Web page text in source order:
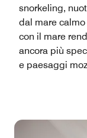
snorkeling,
dal mare
con il mare
ancora più
e paesaggi